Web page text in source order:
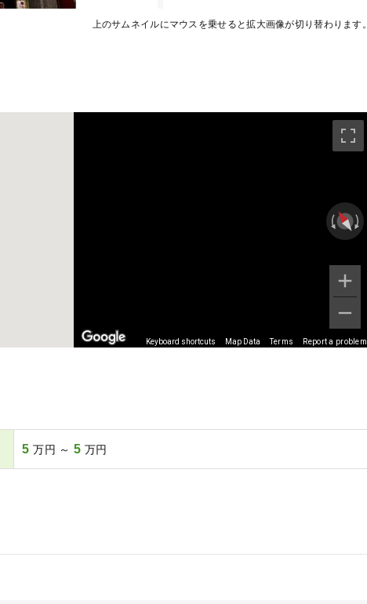
上のサムネイルにマウスを乗せると拡大画像が切り替わります。
Keyboard shortcuts Map Data Terms Report a problem
5 万円 ～ 5 万円